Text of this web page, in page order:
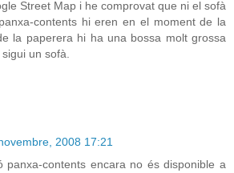
Street Map i he comprovat que ni el sofà
contents hi eren en el moment de la
la paperera hi ha una bossa molt grossa
un sofà.
2008 17:21
panxa-contents encara no és disponible a